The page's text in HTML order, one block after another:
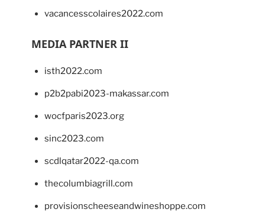
vacancesscolaires2022.com
MEDIA PARTNER II
isth2022.com
p2b2pabi2023-makassar.com
wocfparis2023.org
sinc2023.com
scdlqatar2022-qa.com
thecolumbiagrill.com
provisionscheeseandwineshoppe.com